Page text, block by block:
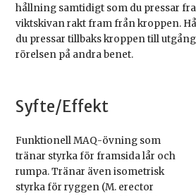
hållning samtidigt som du pressar
viktskivan rakt fram från kroppen.
du pressar tillbaks kroppen till
rörelsen på andra benet.
Syfte/Effekt
Funktionell MAQ-övning som
tränar styrka för framsida lår och
rumpa. Tränar även isometrisk
styrka för ryggen (M. erector